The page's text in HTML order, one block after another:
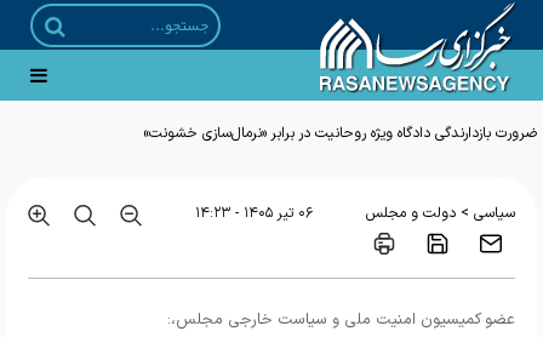
ضرورت بازدارندگی دادگاه ویژه روحانیت در برابر «نرمال‌سازی خشونت»
سیاسی > دولت و مجلس ۰۶ تير ۱۴۰۵ - ۱۴:۲۳
عضو کمیسیون امنیت ملی و سیاست خارجی مجلس،: